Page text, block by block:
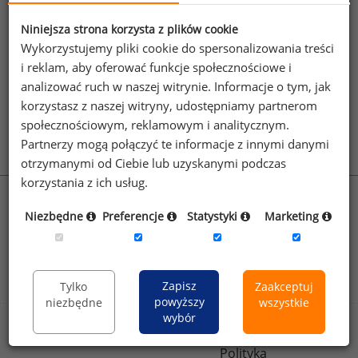
jego pomocą sprawdzić raporty dla
pozostałych.
Wykorzystaj kod
Aby otrzymać darmowy kod dostępu weź udział
wOgólnopolskim Badaniu Wynagrodzeń.
sedlak.pl
kfw.sedlak.pl
rynekpracy.pl
raportyplacowe.pl
Sklep
Kontakt
Polityka
Niniejsza strona korzysta z plików cookie
Wykorzystujemy pliki cookie do spersonalizowania treści
i reklam, aby oferować funkcje społecznościowe i
analizować ruch w naszej witrynie. Informacje o tym, jak
korzystasz z naszej witryny, udostępniamy partnerom
społecznościowym, reklamowym i analitycznym.
Partnerzy mogą połączyć te informacje z innymi danymi
otrzymanymi od Ciebie lub uzyskanymi podczas
korzystania z ich usług.
Niezbędne Preferencje Statystyki Marketing
Tylko
niezbędne
Zapisz
powyższy
wybór
Zaakceptuj
wszystkie